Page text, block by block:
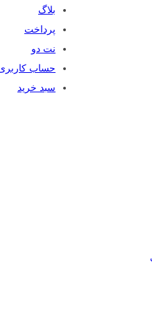
بلاگ
پرداخت
نت دو
حساب
سبد خرید